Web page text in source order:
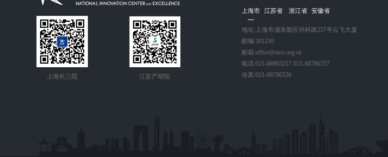
上海长三院 江苏产研院
上海市 江苏省 浙江省 安徽省
地址:上海市浦东新区祥科路257号云飞大厦
邮编:201210
邮箱:office@nice.org.cn
电话:021-68905257 021-68786257
传真:021-68786526